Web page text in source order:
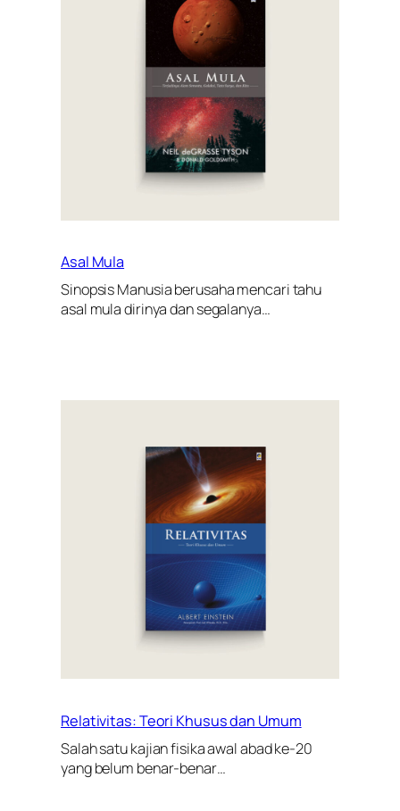
Asal Mula
Sinopsis Manusia berusaha mencari tahu
asal mula dirinya dan segalanya…
Relativitas: Teori Khusus dan Umum
Salah satu kajian fisika awal abad ke-20
yang belum benar-benar…